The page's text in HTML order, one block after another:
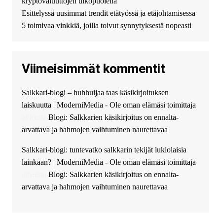
финансирование в долг без
избыточных вопросов и
документов? Тогда обратитесь
guest_4889 :Cmon Suomi 👏
The Admin: High five! You’ve
successfully installed Simple
Ajax Chat.
Esittelyssä uusimmat trendit etätyössä ja etäjohtamisessa
5 toimivaa vinkkiä, joilla toivut synnytyksestä nopeasti
Viimeisimmät kommentit
Salkkari-blogi – huhhuijaa taas käsikirjoituksen
laiskuutta | ModerniMedia - Ole oman elämäsi toimittaja
Blogi: Salkkarien käsikirjoitus on ennalta-
arvattava ja hahmojen vaihtuminen naurettavaa
Salkkari-blogi: tuntevatko salkkarin tekijät lukiolaisia
lainkaan? | ModerniMedia - Ole oman elämäsi toimittaja
Blogi: Salkkarien käsikirjoitus on ennalta-
arvattava ja hahmojen vaihtuminen naurettavaa